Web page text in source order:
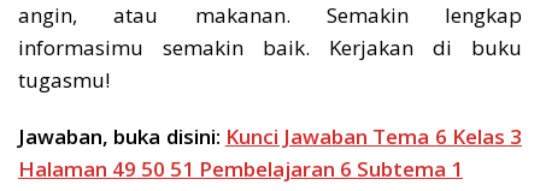
angin, atau makanan. Semakin lengkap
informasimu semakin baik. Kerjakan di buku
tugasmu!
Jawaban, buka disini: Kunci Jawaban Tema 6 Kelas 3
Halaman 49 50 51 Pembelajaran 6 Subtema 1